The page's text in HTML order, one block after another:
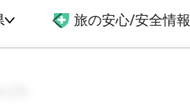
旅の安心/安全情報